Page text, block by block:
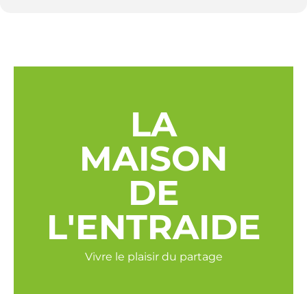
LA
MAISON
DE
L'ENTRAIDE
Vivre le plaisir du partage